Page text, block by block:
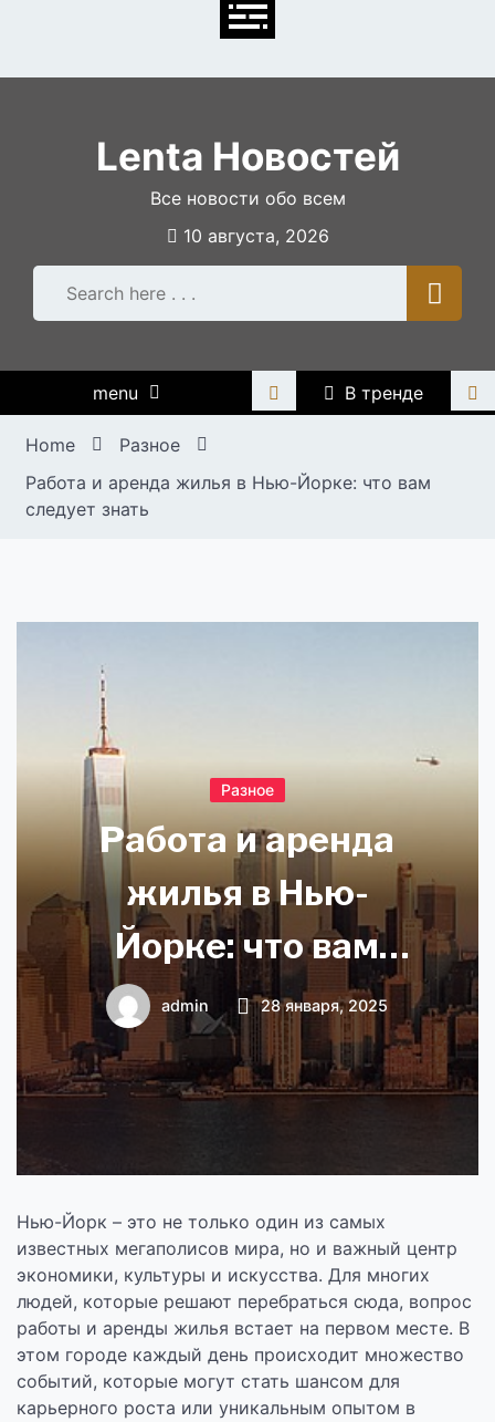
Lenta Новостей
Все новости обо всем
10 августа, 2026
menu В тренде
Home
Разное
Работа и аренда жилья в Нью-Йорке: что вам
следует знать
Разное
Работа и аренда
жилья в Нью-
Йорке: что вам
следует знать
admin 28 января, 2025
Нью-Йорк – это не только один из самых
известных мегаполисов мира, но и важный центр
экономики, культуры и искусства. Для многих
людей, которые решают перебраться сюда, вопрос
работы и аренды жилья встает на первом месте. В
этом городе каждый день происходит множество
событий, которые могут стать шансом для
карьерного роста или уникальным опытом в